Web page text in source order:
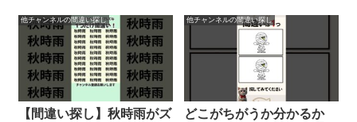
他チャンネルの間違い探し
【間違い探し】秋時雨がズ
他チャンネルの間違い探し
どこがちがうか分かるか